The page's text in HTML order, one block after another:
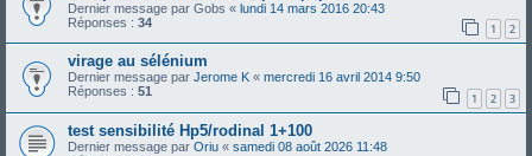
Dernier message par Gobs « lundi 14 mars 2016 20:43
Réponses : 34 1 2
virage au sélénium
Dernier message par Jerome K « mercredi 16 avril 2014 9:50
Réponses : 51 1 2 3
test sensibilité Hp5/rodinal 1+100
Dernier message par Oriu « samedi 08 août 2026 11:48